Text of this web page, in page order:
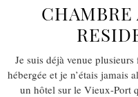
CHAMBRE
Je suis déjà venue
hébergée et je n’étais jamais
un hôtel sur le Vieux-Port